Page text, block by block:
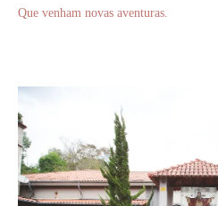
Que venham novas aventuras.